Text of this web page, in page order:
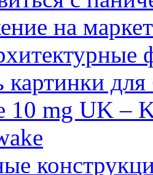
на
картинки
10 mg UK –